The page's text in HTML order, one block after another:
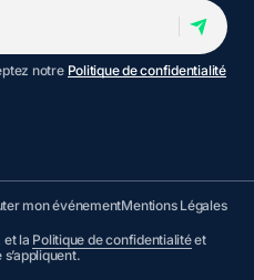
notre Politique de confidentialité
mon événementMentions Légales
et la Politique de confidentialitéet